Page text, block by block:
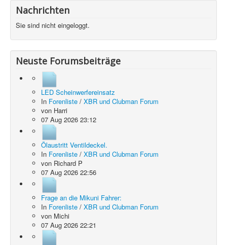
Nachrichten
Sie sind nicht eingeloggt.
Neuste Forumsbeiträge
LED Scheinwerfereinsatz
In Forenliste / XBR und Clubman Forum
von Harri
07 Aug 2026 23:12
Ölaustritt Ventildeckel.
In Forenliste / XBR und Clubman Forum
von Richard P
07 Aug 2026 22:56
Frage an die Mikuni Fahrer:
In Forenliste / XBR und Clubman Forum
von Michi
07 Aug 2026 22:21